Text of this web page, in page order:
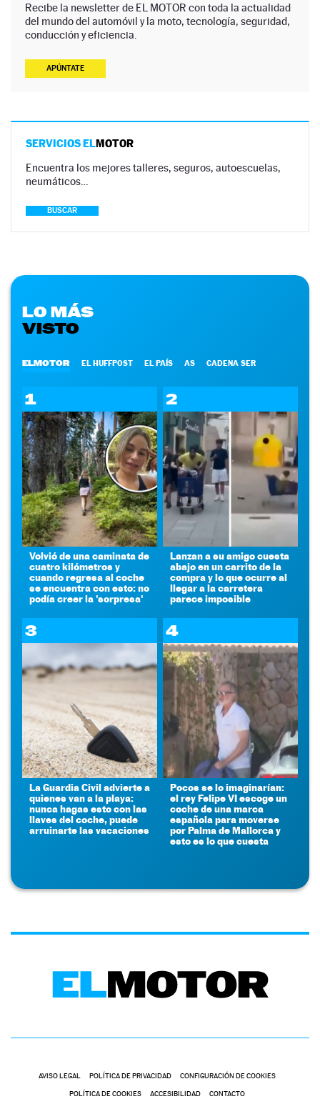
Recibe la newsletter de EL MOTOR con toda la actualidad
del mundo del automóvil y la moto, tecnología, seguridad,
conducción y eficiencia.
APÚNTATE
SERVICIOS ELMOTOR
Encuentra los mejores talleres, seguros, autoescuelas,
neumáticos…
BUSCAR
LO MÁS
VISTO
ELMOTOR EL HUFFPOST EL PAÍS AS CADENA SER
1
Volvió de una caminata de
cuatro kilómetros y
cuando regresa al coche
se encuentra con esto: no
podía creer la 'sorpresa'
2
Lanzan a su amigo cuesta
abajo en un carrito de la
compra y lo que ocurre al
llegar a la carretera
parece imposible
3
La Guardia Civil advierte a
quienes van a la playa:
nunca hagas esto con las
llaves del coche, puede
arruinarte las vacaciones
4
Pocos se lo imaginarían:
el rey Felipe VI escoge un
coche de una marca
española para moverse
por Palma de Mallorca y
esto es lo que cuesta
AVISO LEGAL POLÍTICA DE PRIVACIDAD CONFIGURACIÓN DE COOKIES
POLÍTICA DE COOKIES ACCESIBILIDAD CONTACTO